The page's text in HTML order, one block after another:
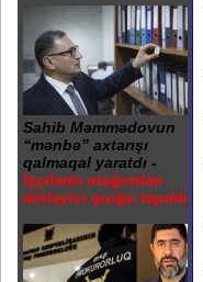
Sahib Məmmədovun
“mənbə” axtarışı
qalmaqal yaratdı -
İşçilərin otağından
dinləyici qurğu tapılıb